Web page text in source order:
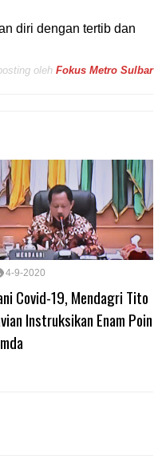
diri dengan tertib dan
oleh Fokus Metro Sulbar
4-9-2020
Covid-19, Mendagri Tito
Instruksikan Enam Poin